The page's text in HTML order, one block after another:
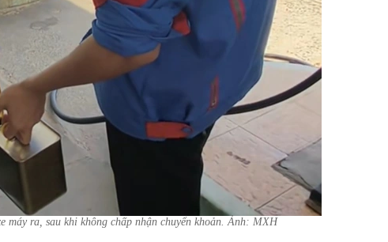
máy ra, sau khi không chấp nhận chuyển khoản. Ảnh: MXH